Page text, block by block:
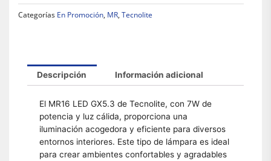
Categorías En Promoción, MR, Tecnolite
Descripción Información adicional
El MR16 LED GX5.3 de Tecnolite, con 7W de
potencia y luz cálida, proporciona una
iluminación acogedora y eficiente para diversos
entornos interiores. Este tipo de lámpara es ideal
para crear ambientes confortables y agradables